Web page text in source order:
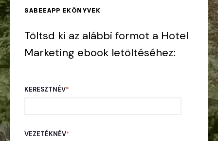
SABEEAPP EKÖNYVEK
Töltsd ki az alábbi formot a Hotel
Marketing ebook letöltéséhez:
KERESZTNÉV*
VEZETÉKNÉV*